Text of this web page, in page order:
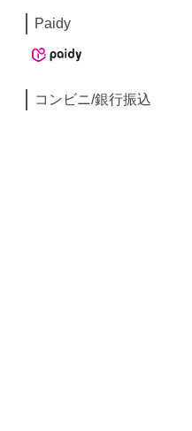
Paidy
コンビニ/銀行振込